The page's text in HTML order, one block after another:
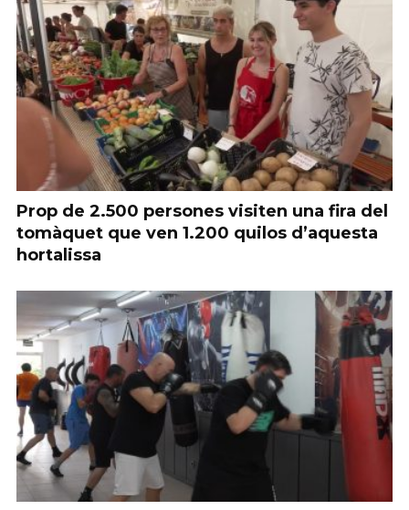
Prop de 2.500 persones visiten una fira del
tomàquet que ven 1.200 quilos d’aquesta
hortalissa